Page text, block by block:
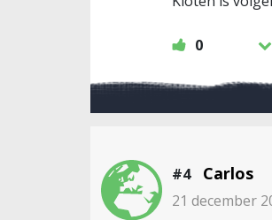
0
#4 Carlos
21 december